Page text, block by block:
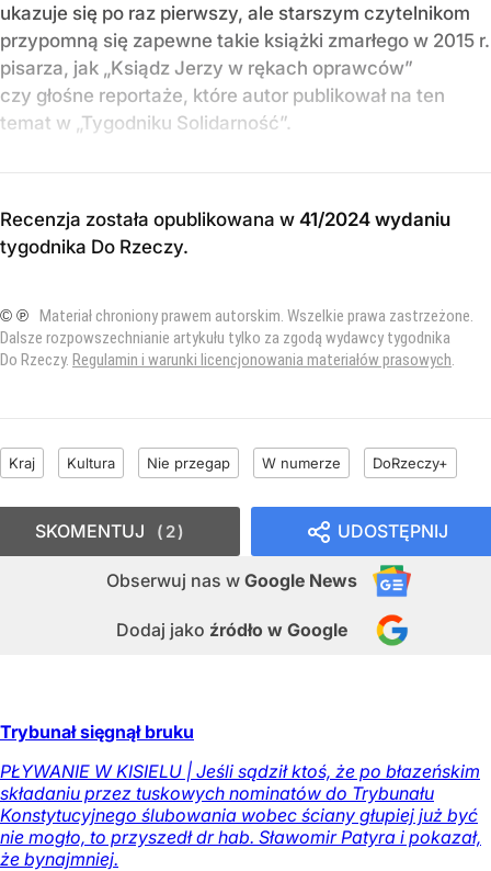
ukazuje się po raz pierwszy, ale starszym czytelnikom
przypomną się zapewne takie książki zmarłego w 2015 r.
pisarza, jak „Ksiądz Jerzy w rękach oprawców”
czy głośne reportaże, które autor publikował na ten
temat w „Tygodniku Solidarność”.
Recenzja została opublikowana w 41/2024 wydaniu
tygodnika Do Rzeczy.
© ℗ Materiał chroniony prawem autorskim. Wszelkie prawa zastrzeżone.
Dalsze rozpowszechnianie artykułu tylko za zgodą wydawcy tygodnika
Do Rzeczy. Regulamin i warunki licencjonowania materiałów prasowych.
Kraj Kultura Nie przegap W numerze DoRzeczy+
UDOSTĘPNIJ
Obserwuj nas w Google News
Dodaj jako źródło w Google
SKOMENTUJ 2
Trybunał sięgnął bruku
PŁYWANIE W KISIELU | Jeśli sądził ktoś, że po błazeńskim
składaniu przez tuskowych nominatów do Trybunału
Konstytucyjnego ślubowania wobec ściany głupiej już być
nie mogło, to przyszedł dr hab. Sławomir Patyra i pokazał,
że bynajmniej.